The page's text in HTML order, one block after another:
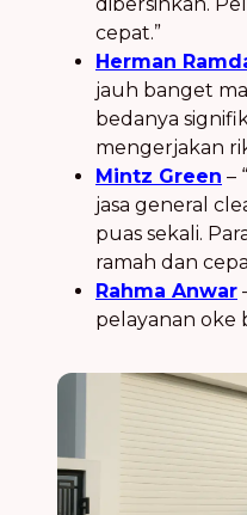
cepat.”
Herman
jauh banget
bedanya
mengerjakan
Mintz Green –
jasa general
puas sekali.
ramah dan
Rahma Anwar
pelayanan oke